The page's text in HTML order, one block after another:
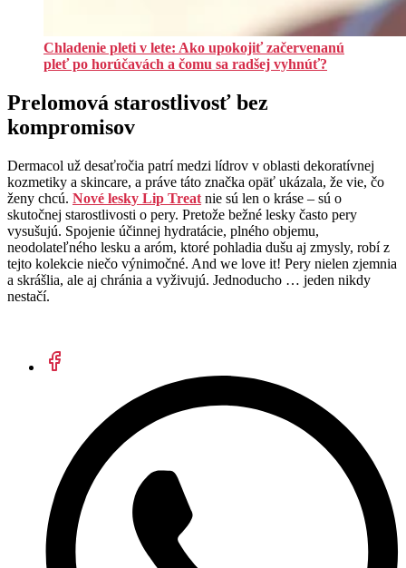
Chladenie pleti v lete: Ako upokojiť začervenanú
pleť po horúčavách a čomu sa radšej vyhnúť?
Prelomová starostlivosť bez
kompromisov
Dermacol už desaťročia patrí medzi lídrov v oblasti dekoratívnej
kozmetiky a skincare, a práve táto značka opäť ukázala, že vie, čo
ženy chcú. Nové lesky Lip Treat nie sú len o kráse – sú o
skutočnej starostlivosti o pery. Pretože bežné lesky často pery
vysušujú. Spojenie účinnej hydratácie, plného objemu,
neodolateľného lesku a aróm, ktoré pohladia dušu aj zmysly, robí z
tejto kolekcie niečo výnimočné. And we love it! Pery nielen zjemnia
a skrášlia, ale aj chránia a vyživujú. Jednoducho … jeden nikdy
nestačí.